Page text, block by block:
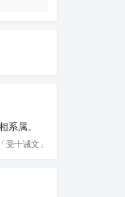
系属。
受十诫文 」